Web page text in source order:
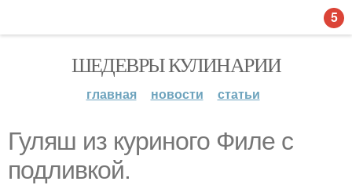
ШЕДЕВРЫ КУЛИНАРИИ
главная новости статьи
Гуляш из куриного Филе с
подливкой.
5